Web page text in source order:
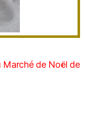
Marché de Noël de